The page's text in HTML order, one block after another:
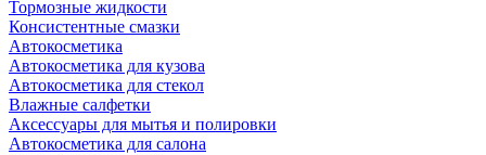
Тормозные жидкости
Консистентные смазки
Автокосметика
Автокосметика для кузова
Автокосметика для стекол
Влажные салфетки
Аксессуары для мытья и полировки
Автокосметика для салона